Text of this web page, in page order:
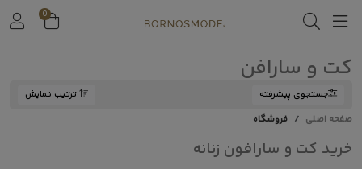
0
کت و سارافن
جستجوی پیشرفته
ترتیب نمایش
صفحه اصلی
فروشگاه
خرید کت و سارافون زنانه